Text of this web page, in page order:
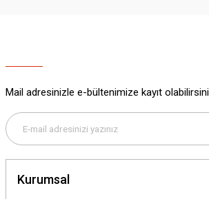
Bu ürüne benzer farklı alternatifler olmalı.
Mail adresinizle e-bültenimize kayıt
Kurumsal